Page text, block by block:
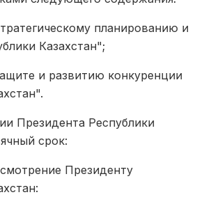
планированию и
Казахстан";
и развитию конкуренции
Президента Республики
срок:
Президенту